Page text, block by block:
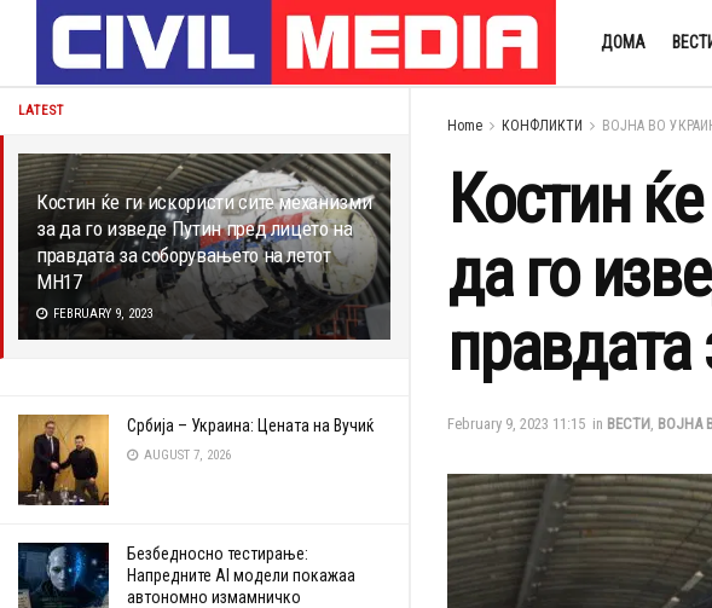
LATEST
Костин ќе ги искористи сите механизми
за да го изведе Путин пред лицето на
правдата за соборувањето на летот
MH17
FEBRUARY 9, 2023
Србија – Украина: Цената на Вучиќ
AUGUST 7, 2026
Безбедносно тестирање:
Напредните AI модели покажаа
автономно измамничко
ДОМА
Home КОНФЛИКТИ ВОЈНА ВО
Костин
да го
правдата
February 9, 2023 11:15 in ВЕСТИ, ВОЈНА